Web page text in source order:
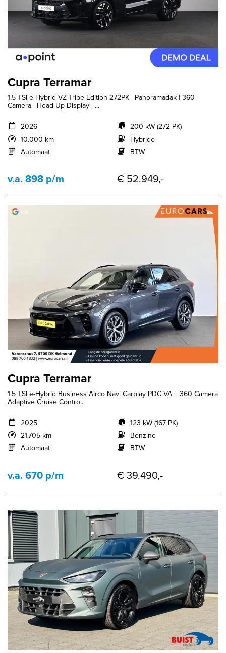
Cupra Terramar
1.5 TSI e-Hybrid VZ Tribe Edition 272PK | Panoramadak | 360
Camera | Head-Up Display | ...
2026
10.000 km
Automaat
200 kW (272 PK)
Hybride
BTW
v.a. 898 p/m € 52.949,-
Cupra Terramar
1.5 TSI e-Hybrid Business Airco Navi Carplay PDC VA + 360 Camera
Adaptive Cruise Contro...
2025
21.705 km
Automaat
123 kW (167 PK)
Benzine
BTW
v.a. 670 p/m € 39.490,-